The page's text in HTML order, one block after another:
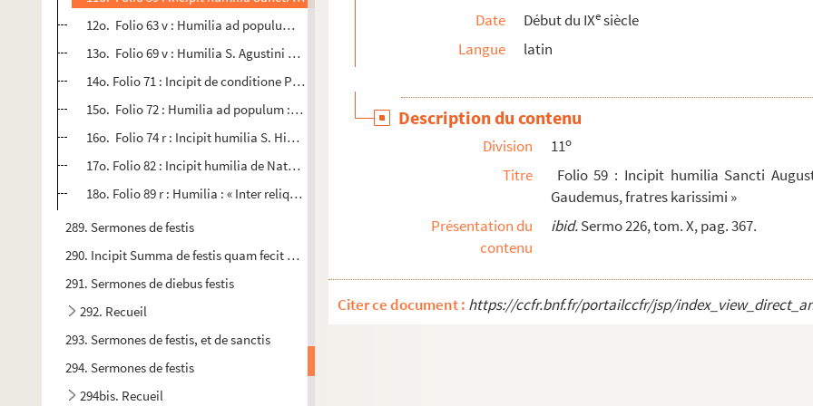
12o. Folio 63 v : Humilia ad populum. « Timor Domini expellit »
13o. Folio 69 v : Humilia S. Agustini de die judicii : « O fratres karissimi »
14o. Folio 71 : Incipit de conditione Paradisi : « Plantaverat autem Dominus »
15o. Folio 72 : Humilia ad populum : « Significat Christum ad »
16o. Folio 74 r : Incipit humilia S. Hieronimi de falso amico : « Protector et nutritor noster »
17o. Folio 82 : Incipit humilia de Natale Domini : « Rogo vos, fratres »
18o. Folio 89 r : Humilia : « Inter reliquas beatitudines »
289. Sermones de festis
290. Incipit Summa de festis quam fecit frater Evirardus, ordinis Vallis Scolarium
291. Sermones de diebus festis
292. Recueil
293. Sermones de festis, et de sanctis
294. Sermones de festis
294bis. Recueil
Date
Début du IXesiècle
Langue
latin
Description du contenu
Division 11o
Titre
Folio 59 : Incipit humilia Sancti
Gaudemus, fratres karissimi »
Présentation du
contenu
ibid.Sermo 226, tom. X, pag. 367.
Citer ce document : https://ccfr.bnf.fr/portailccfr/jsp/